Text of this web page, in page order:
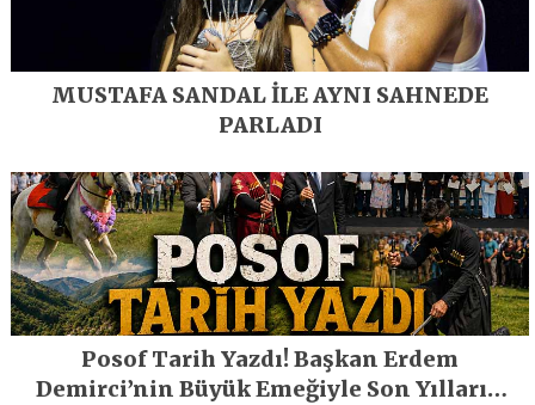
MUSTAFA SANDAL İLE AYNI SAHNEDE
PARLADI
Posof Tarih Yazdı! Başkan Erdem
Demirci’nin Büyük Emeğiyle Son Yılların